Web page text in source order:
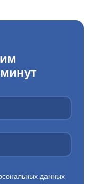
данных